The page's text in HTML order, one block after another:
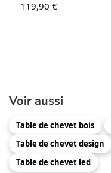
119,90 €
Voir aussi
Table de chevet bois
Table de chevet design
Table de chevet led